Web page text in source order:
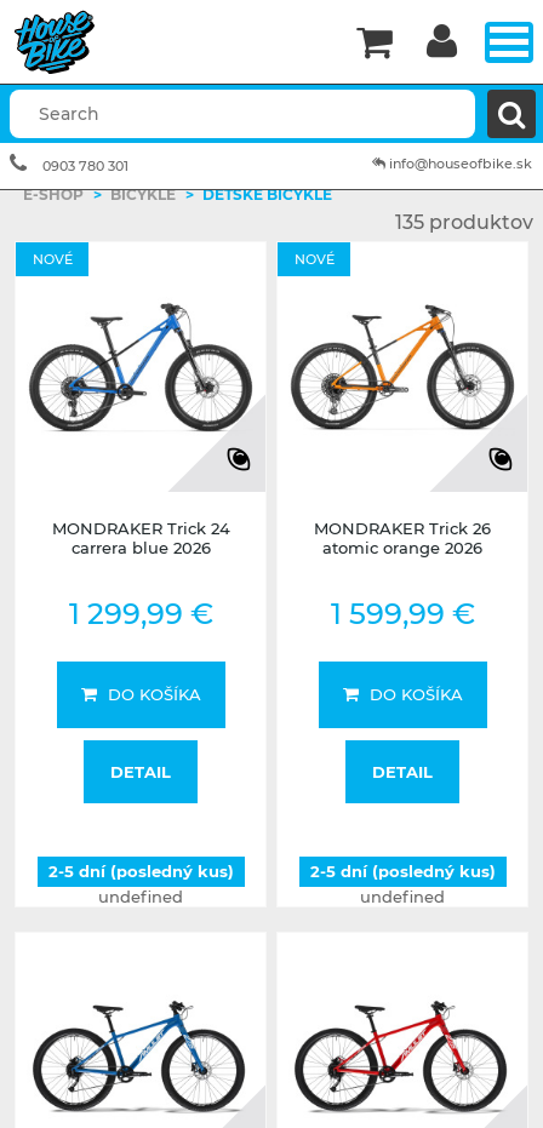
E-SHOP > BICYKLE > DETSKÉ BICYKLE
135 produktov
NOVÉ
MONDRAKER Trick 24
carrera blue 2026
1 299,99 €
DO KOŠÍKA
DETAIL
2-5 dní (posledný kus)
undefined
NOVÉ
MONDRAKER Trick 26
atomic orange 2026
1 599,99 €
DO KOŠÍKA
DETAIL
2-5 dní (posledný kus)
undefined


info@houseofbike.sk
0903 780 301